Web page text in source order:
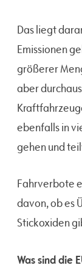
Das liegt
Emissionen
größerer
aber
ebenfalls in
gehen und
Fahrverbote
davon, ob es
Stickoxiden
Was sind die